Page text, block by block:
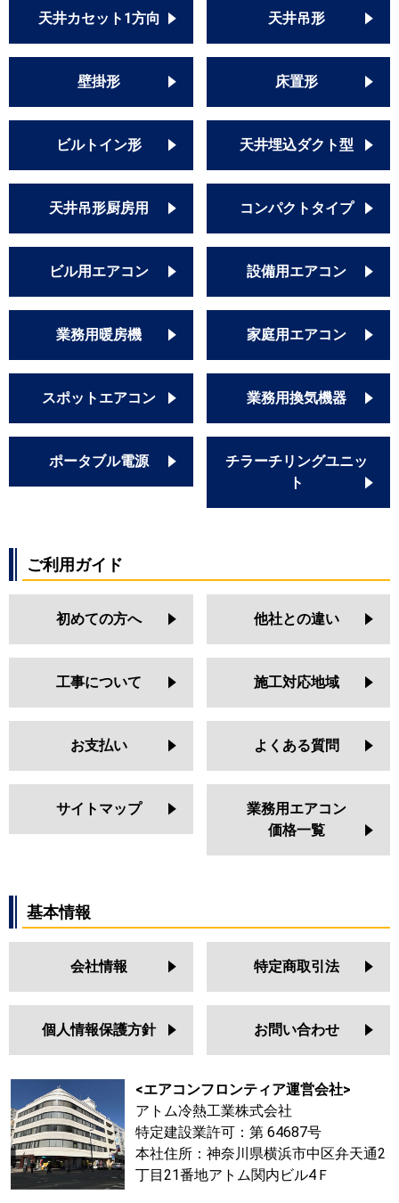
天井カセット1方向 天井吊形
壁掛形 床置形
ビルトイン形 天井埋込ダクト型
天井吊形厨房用 コンパクトタイプ
ビル用エアコン 設備用エアコン
業務用暖房機 家庭用エアコン
スポットエアコン 業務用換気機器
ポータブル電源
チラーチリングユニッ
ト
ご利用ガイド
初めての方へ 他社との違い
工事について 施工対応地域
お支払い よくある質問
サイトマップ
業務用エアコン
価格一覧
基本情報
会社情報 特定商取引法
個人情報保護方針 お問い合わせ
<エアコンフロンティア運営会社>
アトム冷熱工業株式会社
特定建設業許可：第 64687号
本社住所：神奈川県横浜市中区弁天通2
丁目21番地アトム関内ビル4Ｆ